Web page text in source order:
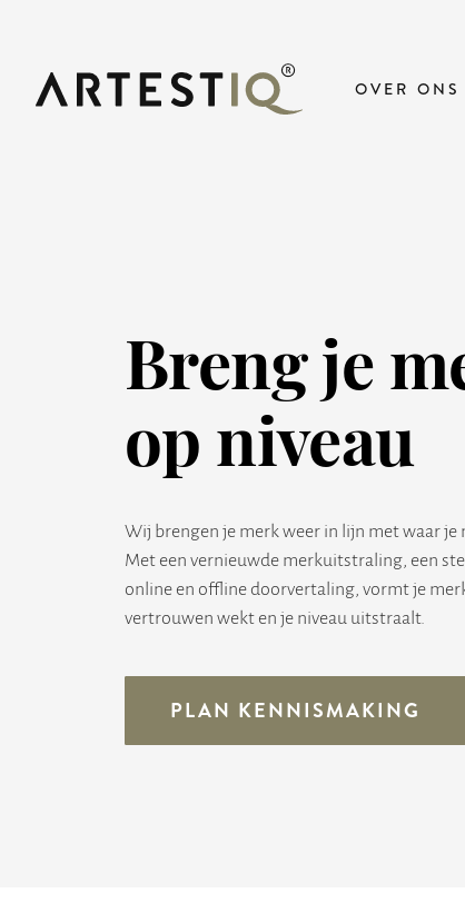
OVER ONS
Breng je
op niveau
Wij brengen je merk weer in lijn met waar
Met een vernieuwde merkuitstraling, een
online en offline doorvertaling, vormt je
vertrouwen wekt en je niveau uitstraalt.
PLAN KENNISMAKING